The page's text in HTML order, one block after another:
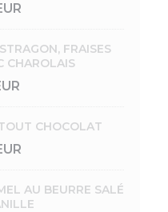
FRAISES
CHAROLAIS
CHOCOLAT
AU BEURRE SALÉ